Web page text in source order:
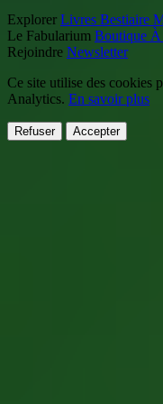
Explorer Livres Bestiaire
Le Fabularium Boutique À
Rejoindre Newsletter
Ce site utilise des cookies
Analytics. En savoir plus
Refuser Accepter